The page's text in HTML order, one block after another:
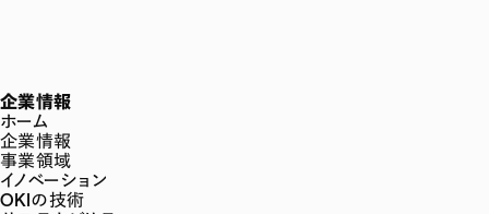
企業情報
ホーム
企業情報
事業領域
イノベーション
OKIの技術